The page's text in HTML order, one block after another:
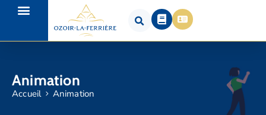
Animation
Accueil Animation